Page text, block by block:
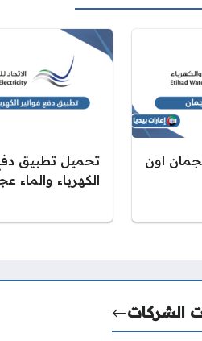
اون
تحميل تطبيق
الكهرباء والماء
الشركات